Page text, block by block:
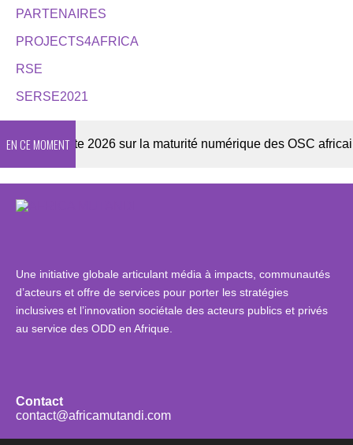
PARTENAIRES
PROJECTS4AFRICA
RSE
SERSE2021
EN CE MOMENT
Enquête 2026 sur la maturité numérique des OSC africaines
Une initiative globale articulant média à impacts, communautés
d’acteurs et offre de services pour porter les stratégies
inclusives et l’innovation sociétale des acteurs publics et privés
au service des ODD en Afrique.
Contact
contact@africamutandi.com